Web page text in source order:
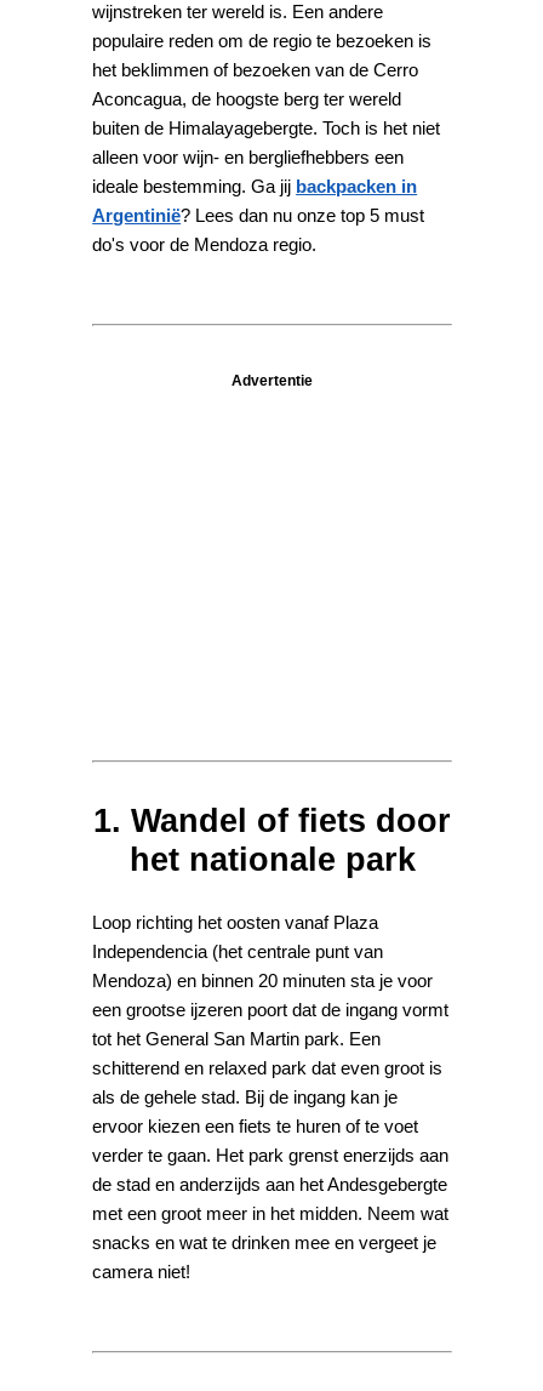
wijnstreken ter wereld is. Een andere
populaire reden om de regio te bezoeken is
het beklimmen of bezoeken van de Cerro
Aconcagua, de hoogste berg ter wereld
buiten de Himalayagebergte. Toch is het niet
alleen voor wijn- en bergliefhebbers een
ideale bestemming. Ga jij backpacken in
Argentinië? Lees dan nu onze top 5 must
do's voor de Mendoza regio.
Advertentie
1. Wandel of fiets door
het nationale park
Loop richting het oosten vanaf Plaza
Independencia (het centrale punt van
Mendoza) en binnen 20 minuten sta je voor
een grootse ijzeren poort dat de ingang vormt
tot het General San Martin park. Een
schitterend en relaxed park dat even groot is
als de gehele stad. Bij de ingang kan je
ervoor kiezen een fiets te huren of te voet
verder te gaan. Het park grenst enerzijds aan
de stad en anderzijds aan het Andesgebergte
met een groot meer in het midden. Neem wat
snacks en wat te drinken mee en vergeet je
camera niet!